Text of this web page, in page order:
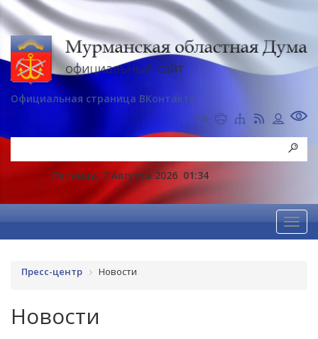
Официальная страница ВКонтакте
Пятница, 7 Августа 2026 01:34
Пресс-центр Новости
Новости